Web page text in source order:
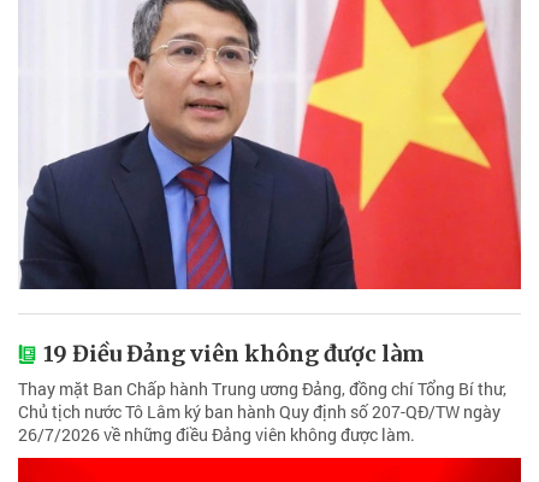
19 Điều Đảng viên không được làm
Thay mặt Ban Chấp hành Trung ương Đảng, đồng chí Tổng Bí thư,
Chủ tịch nước Tô Lâm ký ban hành Quy định số 207-QĐ/TW ngày
26/7/2026 về những điều Đảng viên không được làm.